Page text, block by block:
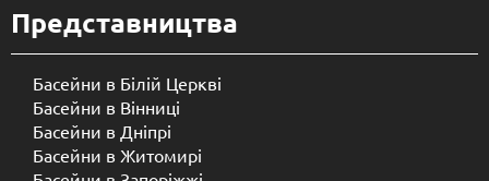
Представництва
Басейни в Білій Церкві
Басейни в Вінниці
Басейни в Дніпрі
Басейни в Житомирі